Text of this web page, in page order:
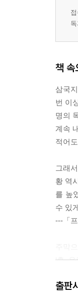
책 속
삼국
번 이
명의
계속
적어
그래
황 역
를 높
수 있
---「
‘흠,
를 내
출판